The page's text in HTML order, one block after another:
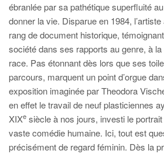
ébranlée par sa pathétique superfluité
donner la vie. Disparue en 1984,
rang de document historique,
société dans ses rapports au genre, à
race. Pas étonnant dès lors que ses
parcours, marquent un point d’orgue
exposition imaginée par Theodora
en effet le travail de neuf plasticiennes
XIXe siècle à nos jours, investi le
vaste comédie humaine. Ici, tout est
précisément de regard féminin. Dès la